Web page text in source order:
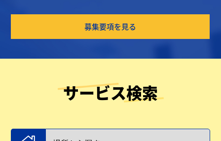
募集要項を見る
サービス検索